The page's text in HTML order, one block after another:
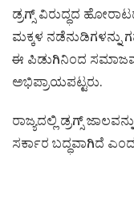
ಡ್ರಗ್ಸ್ ವಿರುದ್ಧದ
ಮಕ್ಕಳ
ಈ ಪಿಡುಗಿನಿಂದ
ಅಭಿಪ್ರಾಯಪಟ್ಟರು.
ರಾಜ್ಯದಲ್ಲಿ ಡ್ರಗ್ಸ್
ಸರ್ಕಾರ ಬದ್ಧವಾಗಿದೆ